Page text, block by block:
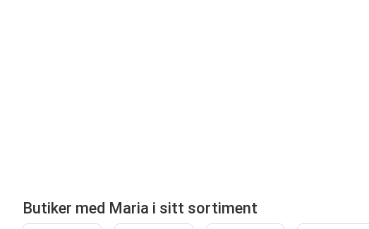
Butiker med Maria i sitt sortiment